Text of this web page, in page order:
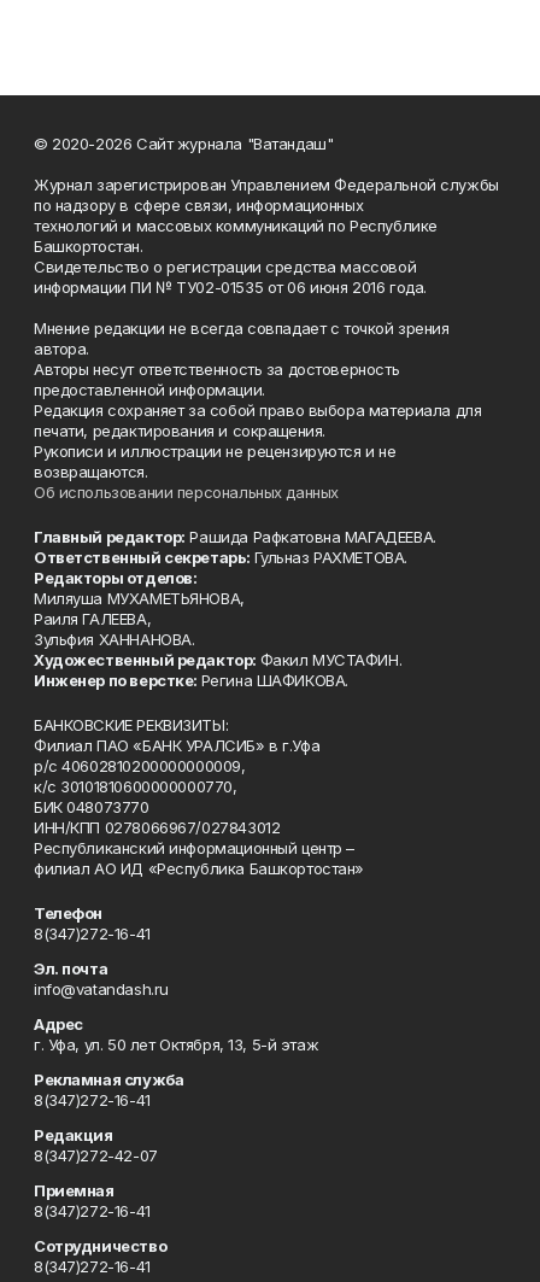
© 2020-2026 Сайт журнала "Ватандаш"
Журнал зарегистрирован Управлением Федеральной службы
по надзору в сфере связи, информационных
технологий и массовых коммуникаций по Республике
Башкортостан.
Свидетельство о регистрации средства массовой
информации ПИ № ТУ02-01535 от 06 июня 2016 года.
Мнение редакции не всегда совпадает с точкой зрения
автора.
Авторы несут ответственность за достоверность
предоставленной информации.
Редакция сохраняет за собой право выбора материала для
печати, редактирования и сокращения.
Рукописи и иллюстрации не рецензируются и не
возвращаются.
Об использовании персональных данных
Главный редактор: Рашида Рафкатовна МАГАДЕЕВА.
Ответственный секретарь: Гульназ РАХМЕТОВА.
Редакторы отделов:
Миляуша МУХАМЕТЬЯНОВА,
Раиля ГАЛЕЕВА,
Зульфия ХАННАНОВА.
Художественный редактор: Факил МУСТАФИН.
Инженер по верстке: Регина ШАФИКОВА.
БАНКОВСКИЕ РЕКВИЗИТЫ:
Филиал ПАО «БАНК УРАЛСИБ» в г.Уфа
р/с 40602810200000000009,
к/с 30101810600000000770,
БИК 048073770
ИНН/КПП 0278066967/027843012
Республиканский информационный центр –
филиал АО ИД «Республика Башкортостан»
Телефон
8(347)272-16-41
Эл. почта
info@vatandash.ru
Адрес
г. Уфа, ул. 50 лет Октября, 13, 5-й этаж
Рекламная служба
8(347)272-16-41
Редакция
8(347)272-42-07
Приемная
8(347)272-16-41
Сотрудничество
8(347)272-16-41